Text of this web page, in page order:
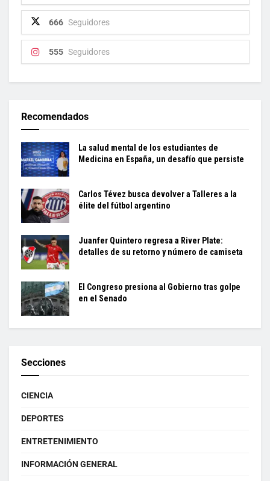
666 Seguidores
555 Seguidores
Recomendados
La salud mental de los estudiantes de
Medicina en España, un desafío que persiste
Carlos Tévez busca devolver a Talleres a la
élite del fútbol argentino
Juanfer Quintero regresa a River Plate:
detalles de su retorno y número de camiseta
El Congreso presiona al Gobierno tras golpe
en el Senado
Secciones
CIENCIA
DEPORTES
ENTRETENIMIENTO
INFORMACIÓN GENERAL